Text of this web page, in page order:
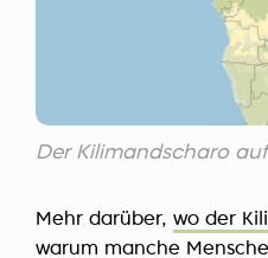
Der Kilimandscharo
Mehr darüber, wo der
warum manche